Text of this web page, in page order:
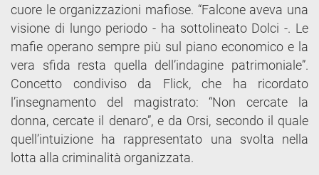
cuore le organizzazioni mafiose. “Falcone aveva una
visione di lungo periodo - ha sottolineato Dolci -. Le
mafie operano sempre più sul piano economico e la
vera sfida resta quella dell’indagine patrimoniale”.
Concetto condiviso da Flick, che ha ricordato
l’insegnamento del magistrato: “Non cercate la
donna, cercate il denaro”, e da Orsi, secondo il quale
quell’intuizione ha rappresentato una svolta nella
lotta alla criminalità organizzata.